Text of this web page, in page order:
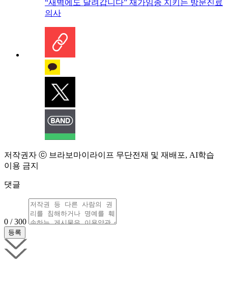
“새벽에도 달려갑니다” 재가임종 지키는 방문진료
의사
저작권자 ⓒ 브라보마이라이프 무단전재 및 재배포, AI학습
이용 금지
댓글
0 / 300